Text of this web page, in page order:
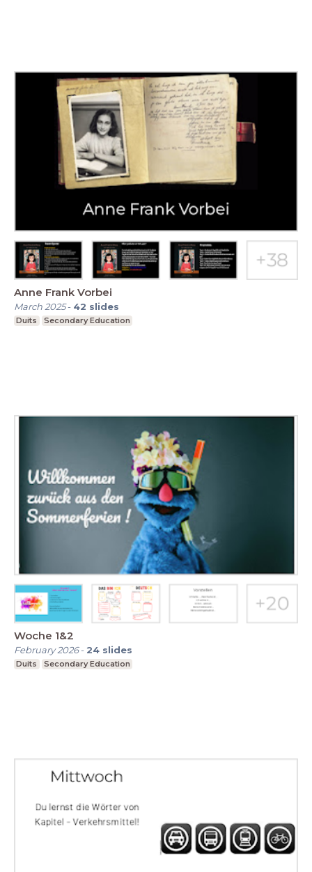
Anne Frank Vorbei
March 2025- 42 slides
Duits Secondary Education
Woche 1&2
February 2026- 24 slides
Duits Secondary Education